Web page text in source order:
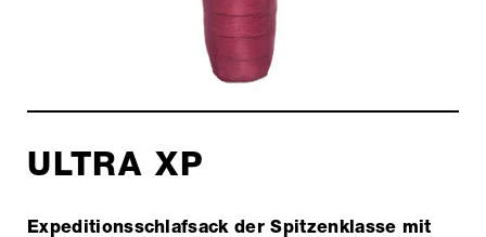
ULTRA XP
Expeditionsschlafsack der Spitzenklasse mit